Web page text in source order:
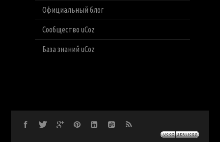
Официальный блог
Сообщество uCoz
База знаний uCoz